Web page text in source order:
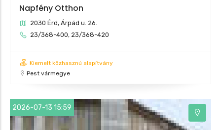
Napfény Otthon
2030 Érd, Árpád u. 26.
23/368-400, 23/368-420
Kiemelt közhasznú alapítvány
Pest vármegye
2026-07-13 15:59
3